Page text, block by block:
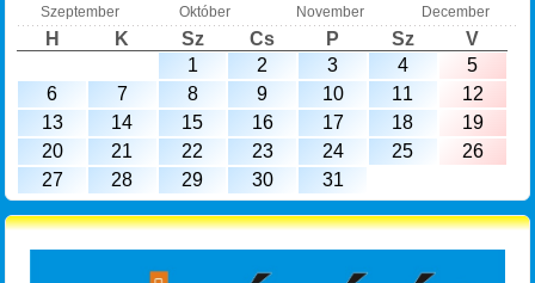
Szeptember Október November December
H K Sz Cs P Sz
V
1
2 3 4
5
6
7 8 9 10 11
12
13
14 15 16 17 18
19
20
21 22 23 24 25
26
27
28 29 30 31